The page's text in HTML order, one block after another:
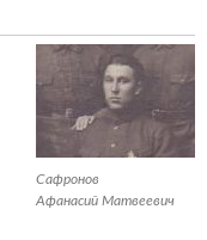
Сафронов
Афанасий Матвеевич